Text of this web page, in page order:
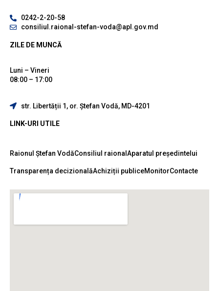
0242-2-20-58
consiliul.raional-stefan-voda@apl.gov.md
ZILE DE MUNCĂ
Luni – Vineri
08:00 – 17:00
str. Libertății 1, or. Ștefan Vodă, MD-4201
LINK-URI UTILE
Raionul Ștefan VodăConsiliul raional Aparatul președintelui
Transparența decizionalăAchiziții publiceMonitorContacte